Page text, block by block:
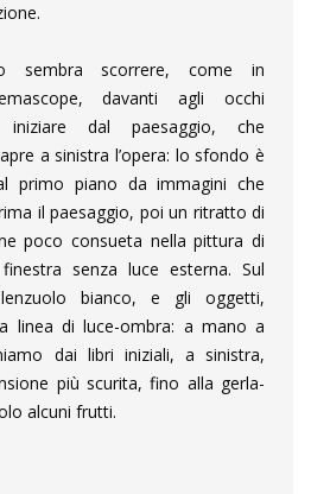
sembra scorrere, come in
davanti agli occhi
iniziare dal paesaggio, che
a sinistra l’opera: lo sfondo è
primo piano da immagini che
il paesaggio, poi un ritratto di
poco consueta nella pittura di
senza luce esterna. Sul
bianco, e gli oggetti,
linea di luce-ombra: a mano a
dai libri iniziali, a sinistra,
più scurita, fino alla gerla-
alcuni frutti.